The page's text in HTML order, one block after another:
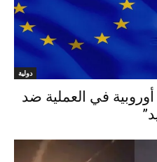
دولية
في العملية ضد